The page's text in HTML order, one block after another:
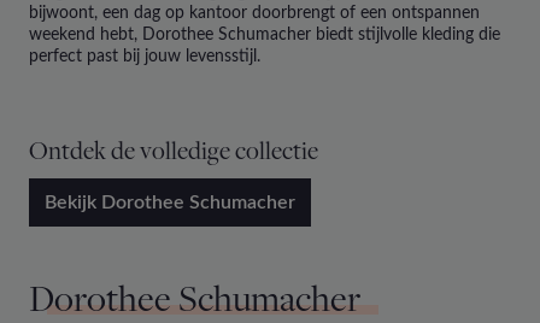
bijwoont, een dag op kantoor doorbrengt of een ontspannen
weekend hebt, Dorothee Schumacher biedt stijlvolle kleding die
perfect past bij jouw levensstijl.
Ontdek de volledige collectie
Bekijk Dorothee Schumacher
Dorothee Schumacher